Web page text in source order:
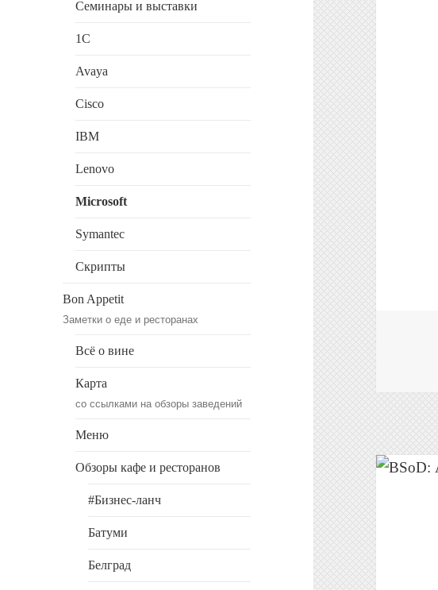
Семинары и выставки
1C
Avaya
Cisco
IBM
Lenovo
Microsoft
Symantec
Скрипты
Bon Appetit
Заметки о еде и ресторанах
Всё о вине
Карта
со ссылками на обзоры заведений
Меню
Обзоры кафе и ресторанов
#Бизнес-ланч
Батуми
Белград